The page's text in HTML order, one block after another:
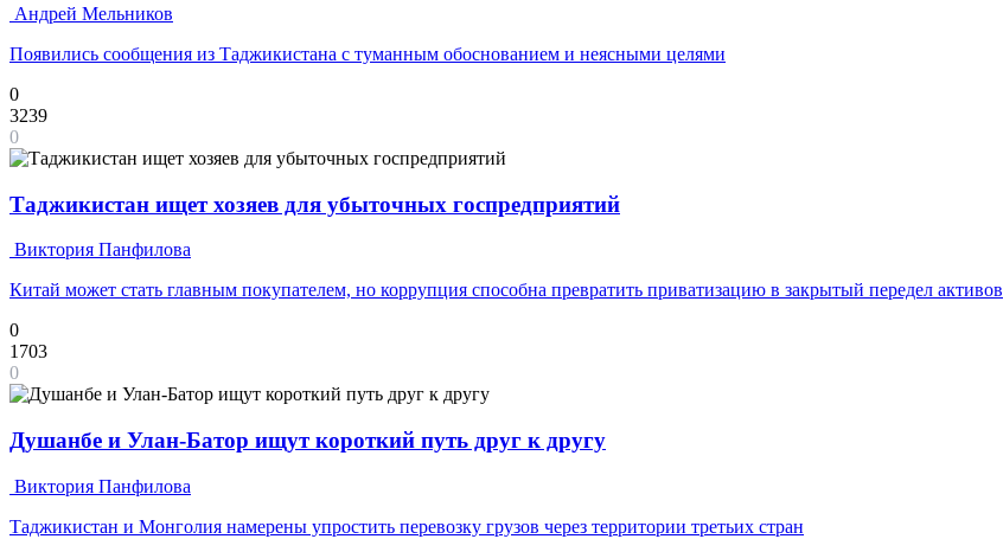
Андрей Мельников
Появились сообщения из Таджикистана с туманным обоснованием и неясными целями
0
3239
0
Таджикистан ищет хозяев для убыточных госпредприятий
Виктория Панфилова
Китай может стать главным покупателем, но коррупция способна превратить приватизацию в закрытый передел активов
0
1703
0
Душанбе и Улан-Батор ищут короткий путь друг к другу
Виктория Панфилова
Таджикистан и Монголия намерены упростить перевозку грузов через территории третьих стран